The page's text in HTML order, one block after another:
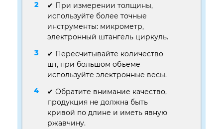
✔ При измерении толщины,
используйте более точные
инструменты: микрометр,
электронный штангель циркуль.
✔ Пересчитывайте количество
шт, при большом объеме
используйте электронные весы.
✔ Обратите внимание качество,
продукция не должна быть
кривой по длине и иметь явную
ржавчину.